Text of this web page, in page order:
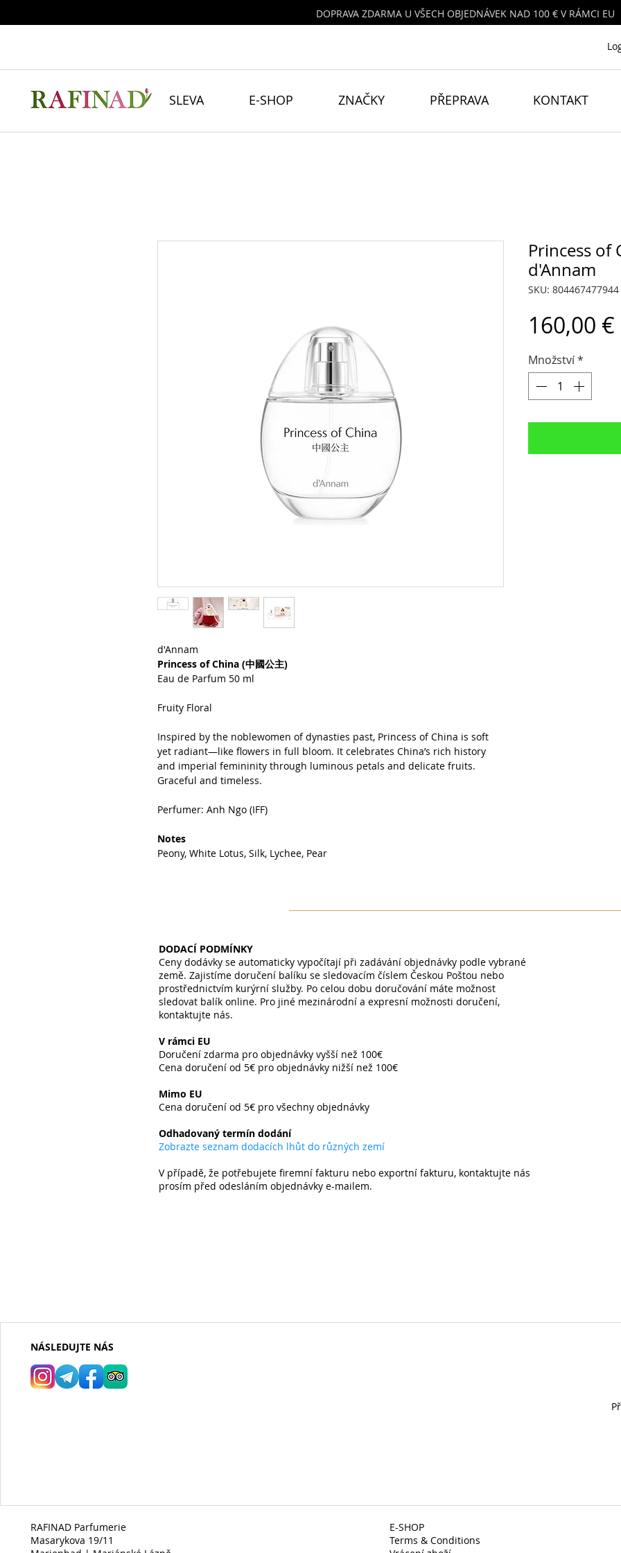
DOPRAVA ZDARMA U VŠECH OBJEDNÁVEK NAD 100 € V RÁMCI EU
SLEVA E-SHOP ZNAČKY PŘEPRAVA KONTAKT
d'Annam
Princess of China (中國公主)
Eau de Parfum 50 ml
Fruity Floral
Inspired by the noblewomen of dynasties past, Princess of China is soft
yet radiant—like flowers in full bloom. It celebrates China’s rich history
and imperial femininity through luminous petals and delicate fruits.
Graceful and timeless.
Perfumer: Anh Ngo (IFF)
Notes
Peony, White Lotus, Silk, Lychee, Pear
Princess of
d'Annam
SKU: 804467477944
160,00 €
Množství*
DODACÍ PODMÍNKY
Ceny dodávky se automaticky vypočítají při zadávání objednávky podle vybrané
země. Zajistíme doručení balíku se sledovacím číslem Českou Poštou nebo
prostřednictvím kurýrní služby. Po celou dobu doručování máte možnost
sledovat balík online. Pro jiné mezinárodní a expresní možnosti doručení,
kontaktujte nás.
V rámci EU
Doručení zdarma pro objednávky vyšší než 100€
Cena doručení od 5€ pro objednávky nižší než 100€
Mimo EU
Cena doručení od 5€ pro všechny objednávky
Odhadovaný termín dodání
Zobrazte seznam dodacích lhůt do různých zemí
V případě, že potřebujete firemní fakturu nebo exportní fakturu, kontaktujte nás
prosím před odesláním objednávky e-mailem.
NÁSLEDUJTE NÁS
RAFINAD Parfumerie
Masarykova 19/11
E-SHOP
Terms & Conditions